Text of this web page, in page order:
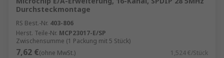
Durchsteckmontage
RS Best.-Nr. 403-806
Herst. Teile-Nr. MCP23017-E/SP
Zwischensumme (1 Packung mit 5 Stück)
7,62 €(ohne MwSt.) 1,524 €/Stück